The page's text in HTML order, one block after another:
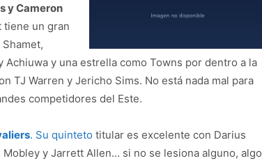
y Cameron
tiene un gran
y una estrella como Towns por dentro a la
TJ Warren y Jericho Sims. No está nada mal para
competidores del Este.
. Su quinteto titular es excelente con Darius
y Jarrett Allen… si no se lesiona alguno, algo